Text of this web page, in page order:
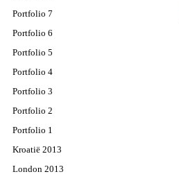
Portfolio 7
Portfolio 6
Portfolio 5
Portfolio 4
Portfolio 3
Portfolio 2
Portfolio 1
Kroatië 2013
London 2013